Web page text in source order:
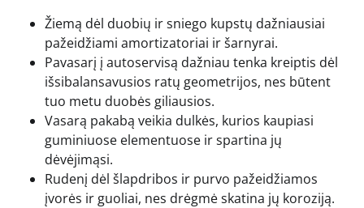
Žiemą dėl duobių ir sniego kupstų dažniausiai
pažeidžiami amortizatoriai ir šarnyrai.
Pavasarį į autoservisą dažniau tenka kreiptis dėl
išsibalansavusios ratų geometrijos, nes būtent
tuo metu duobės giliausios.
Vasarą pakabą veikia dulkės, kurios kaupiasi
guminiuose elementuose ir spartina jų
dėvėjimąsi.
Rudenį dėl šlapdribos ir purvo pažeidžiamos
įvorės ir guoliai, nes drėgmė skatina jų koroziją.